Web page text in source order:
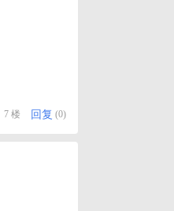
7 楼 回复 (0)